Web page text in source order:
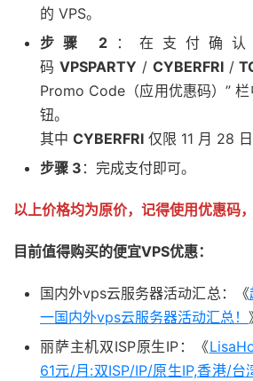
的 VPS。
步骤 2 ：在支付确
码VPSPARTY / CYBERFRI/
Promo Code（应用优惠码）” 栏
钮。
其中 CYBERFRI 仅限 11 月 28
步骤 3 ：完成支付即可。
以上价格均为原价，记得使用优惠码
目前值得购买的便宜VPS优惠：
国内外vps云服务器活动汇总：《
一国内外vps云服务器活动汇总！
丽萨主机双ISP原生IP：《
61元/月:双ISP/IP/原生IP,香港/